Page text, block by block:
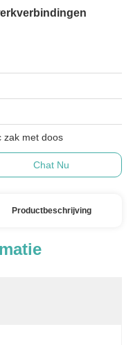
zak met doos
Chat Nu
Productbeschrijving